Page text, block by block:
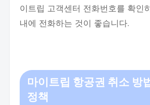
이트립 고객센터 전화번호를 확인
내에 전화하는 것이 좋습니다.
마이트립 항공권 취소 방
정책